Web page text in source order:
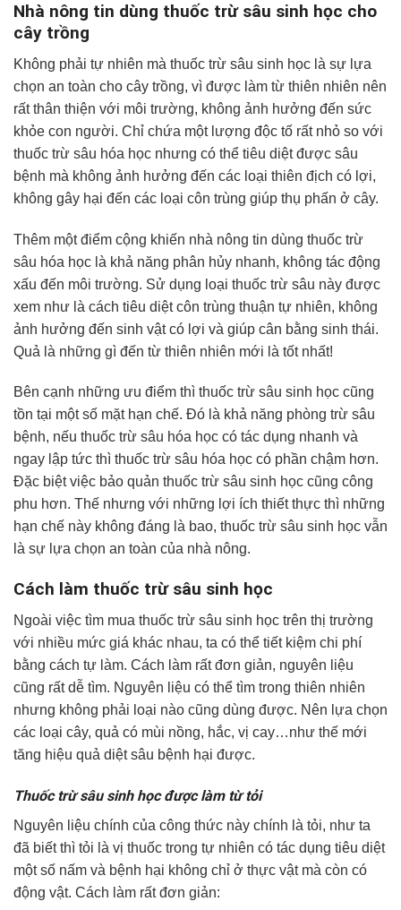
Nhà nông tin dùng thuốc trừ sâu sinh học cho
cây trồng
Không phải tự nhiên mà thuốc trừ sâu sinh học là sự lựa
chọn an toàn cho cây trồng, vì được làm từ thiên nhiên nên
rất thân thiện với môi trường, không ảnh hưởng đến sức
khỏe con người. Chỉ chứa một lượng độc tố rất nhỏ so với
thuốc trừ sâu hóa học nhưng có thể tiêu diệt được sâu
bệnh mà không ảnh hưởng đến các loại thiên địch có lợi,
không gây hại đến các loại côn trùng giúp thụ phấn ở cây.
Thêm một điểm cộng khiến nhà nông tin dùng thuốc trừ
sâu hóa học là khả năng phân hủy nhanh, không tác động
xấu đến môi trường. Sử dụng loại thuốc trừ sâu này được
xem như là cách tiêu diệt côn trùng thuận tự nhiên, không
ảnh hưởng đến sinh vật có lợi và giúp cân bằng sinh thái.
Quả là những gì đến từ thiên nhiên mới là tốt nhất!
Bên cạnh những ưu điểm thì thuốc trừ sâu sinh học cũng
tồn tại một số mặt hạn chế. Đó là khả năng phòng trừ sâu
bệnh, nếu thuốc trừ sâu hóa học có tác dụng nhanh và
ngay lập tức thì thuốc trừ sâu hóa học có phần chậm hơn.
Đặc biệt việc bảo quản thuốc trừ sâu sinh học cũng công
phu hơn. Thế nhưng với những lợi ích thiết thực thì những
hạn chế này không đáng là bao, thuốc trừ sâu sinh học vẫn
là sự lựa chọn an toàn của nhà nông.
Cách làm thuốc trừ sâu sinh học
Ngoài việc tìm mua thuốc trừ sâu sinh học trên thị trường
với nhiều mức giá khác nhau, ta có thể tiết kiệm chi phí
bằng cách tự làm. Cách làm rất đơn giản, nguyên liệu
cũng rất dễ tìm. Nguyên liệu có thể tìm trong thiên nhiên
nhưng không phải loại nào cũng dùng được. Nên lựa chọn
các loại cây, quả có mùi nồng, hắc, vị cay…như thế mới
tăng hiệu quả diệt sâu bệnh hại được.
Thuốc trừ sâu sinh học được làm từ tỏi
Nguyên liệu chính của công thức này chính là tỏi, như ta
đã biết thì tỏi là vị thuốc trong tự nhiên có tác dụng tiêu diệt
một số nấm và bệnh hại không chỉ ở thực vật mà còn có
động vật. Cách làm rất đơn giản: